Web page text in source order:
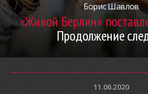
Борис Шавлов
«Живой Берлин»
Продолжение
11.06.2020